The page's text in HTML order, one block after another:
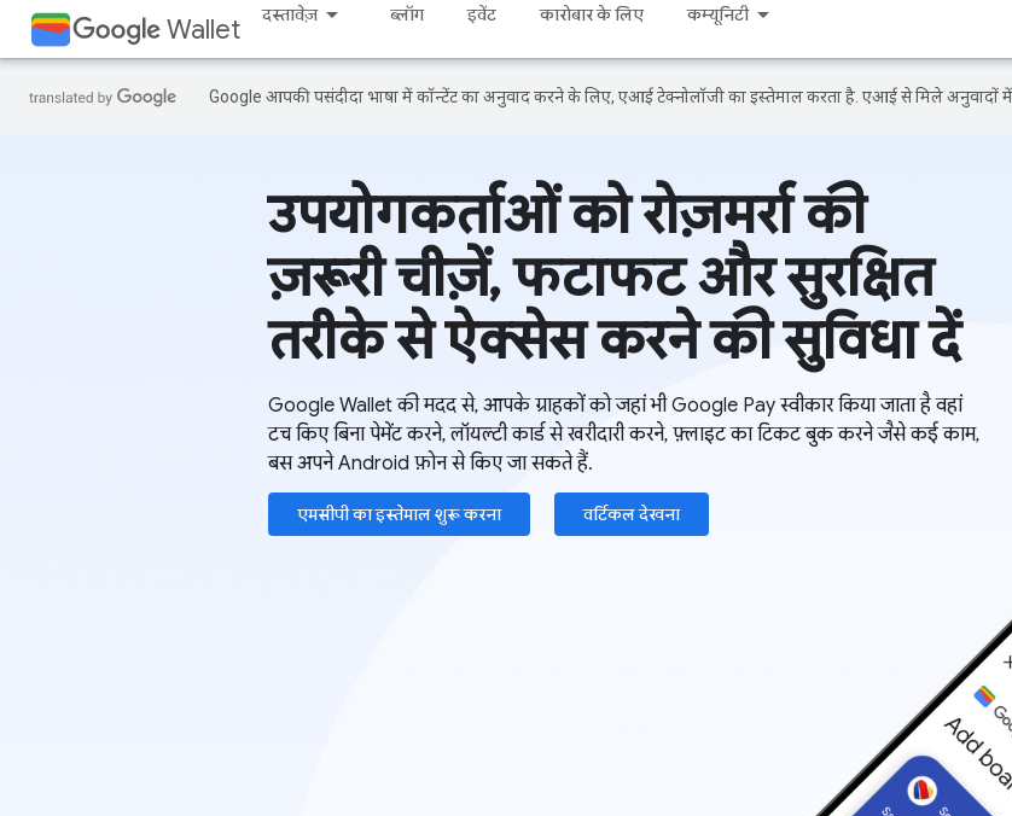
Wallet दस्तावेज़ ब्लॉग इवेंट कारोबार के लिए कम्यूनिटी
Google आपकी पसंदीदा भाषा में कॉन्टेंट का अनुवाद करने के लिए, एआई टेक्नोलॉजी का इस्तेमाल करता है. एआई से मिले अनुवादों में
उपयोगकर्ताओं को रोज़मर्रा की
ज़रूरी चीज़ें, फटाफट और सुरक्षित
तरीके से ऐक्सेस करने की सुविधा दें
Google Wallet की मदद से, आपके ग्राहकों को जहां भी Google Pay स्वीकार किया जाता है वहां
टच किए बिना पेमेंट करने, लॉयल्टी कार्ड से खरीदारी करने, फ़्लाइट का टिकट बुक करने जैसे कई काम,
बस अपने Android फ़ोन से किए जा सकते हैं.
एमसीपी का इस्तेमाल शुरू करना वर्टिकल देखना